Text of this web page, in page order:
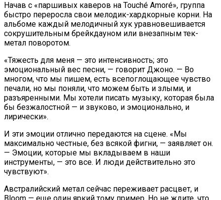
Начав с «паршивых каверов на Touché Amoré», группа
быстро переросла свои мелодик-хардкорные корни. На
альбоме каждый мелодичный хук уравновешивается
сокрушительным брейкдауном или внезапным тек-
метал поворотом.
«Тяжесть для меня — это интенсивность; это
эмоциональный вес песни, — говорит Джоно. — Во
многом, что мы пишем, есть всепоглощающее чувство
печали, но мы поняли, что можем быть и злыми, и
разъяренными. Мы хотели писать музыку, которая была
бы безжалостной — и звуково, и эмоционально, и
лирически».
И эти эмоции отлично передаются на сцене. «Мы
максимально честные, без всякой фигни, — заявляет он.
— Эмоции, которые мы вкладываем в наши
инструменты, — это все. И люди действительно это
чувствуют».
Австралийский метал сейчас переживает расцвет, и